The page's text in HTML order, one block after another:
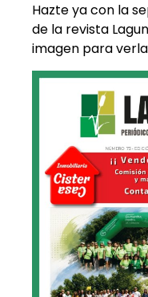
Hazte ya con la
de la revista
imagen para